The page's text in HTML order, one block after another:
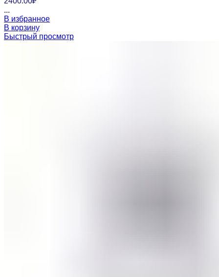
...
В избранное
В корзину
Быстрый просмотр